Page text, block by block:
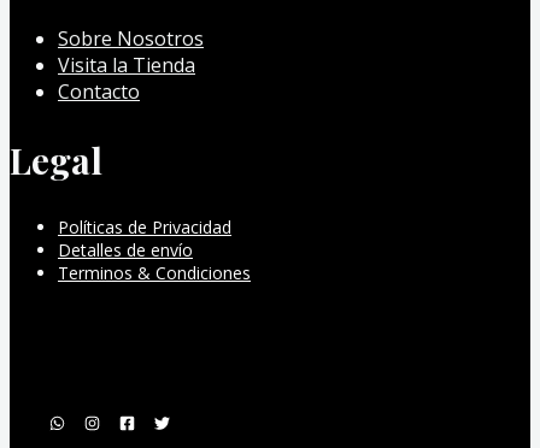
Sobre Nosotros
Visita la Tienda
Contacto
Legal
Políticas de Privacidad
Detalles de envío
Terminos & Condiciones